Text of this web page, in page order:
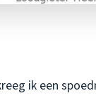
ik een